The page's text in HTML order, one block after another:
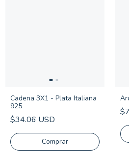
Cadena 3X1 - Plata Italiana
925
$34.06 USD
Comprar